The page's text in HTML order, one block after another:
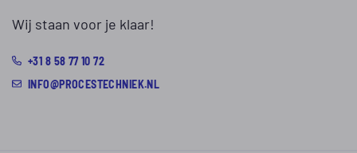
Wij staan voor je klaar!
+31 8 58 77 10 72
INFO@PROCESTECHNIEK.NL